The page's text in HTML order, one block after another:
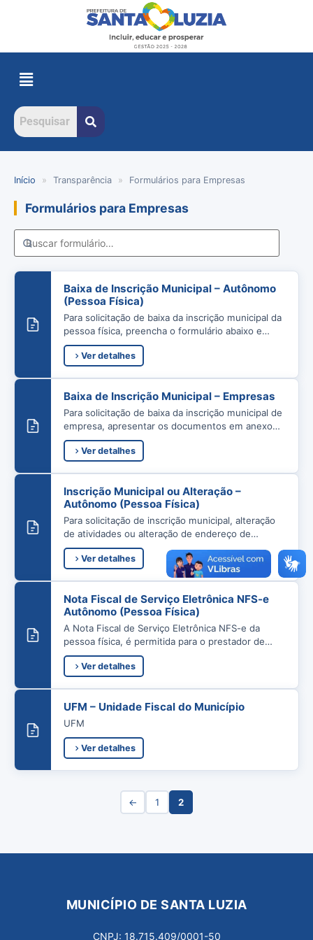
Início » Transparência » Formulários para Empresas
Formulários para Empresas
Baixa de Inscrição Municipal – Autônomo
(Pessoa Física)
Para solicitação de baixa da inscrição municipal da
pessoa física, preencha o formulário abaixo e
apresente junto com a documentação…
Ver detalhes
Baixa de Inscrição Municipal – Empresas
Para solicitação de baixa da inscrição municipal de
empresa, apresentar os documentos em anexo
no Setor de Tributos para conferência…
Ver detalhes
Inscrição Municipal ou Alteração –
Autônomo (Pessoa Física)
Para solicitação de inscrição municipal, alteração
de atividades ou alteração de endereço de
autônomo (pessoa física), é necessário preencher
e… Ver detalhes
Nota Fiscal de Serviço Eletrônica NFS-e
Autônomo (Pessoa Física)
A Nota Fiscal de Serviço Eletrônica NFS-e da
pessoa física, é permitida para o prestador de
serviço autônomo que resida…
Ver detalhes
UFM – Unidade Fiscal do Município
UFM
Ver detalhes
← 1 2
MUNICÍPIO DE SANTA LUZIA
CNPJ: 18.715.409/0001-50